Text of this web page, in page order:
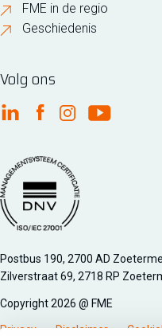
FME in de regio
Geschiedenis
Volg ons
FME Linkedin
FME Facebook
FME Instagram
FME
Managementsyteem
Postbus 190, 2700 AD
Zilverstraat 69, 2718 RP
Copyright 2026 @ FME
Privacy Disclaimer